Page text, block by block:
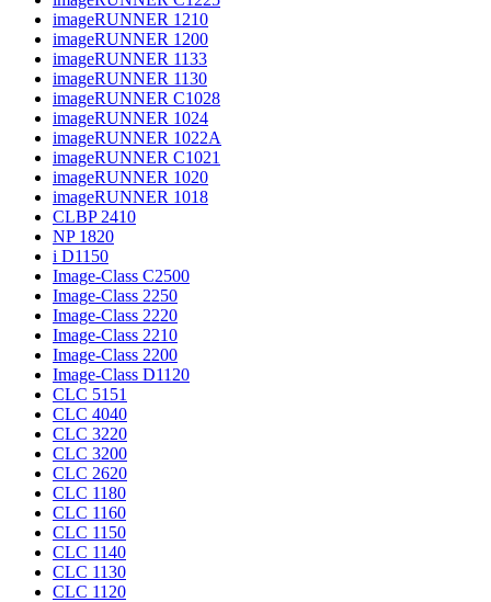
imageRUNNER 1210
imageRUNNER 1200
imageRUNNER 1133
imageRUNNER 1130
imageRUNNER C1028
imageRUNNER 1024
imageRUNNER 1022A
imageRUNNER C1021
imageRUNNER 1020
imageRUNNER 1018
CLBP 2410
NP 1820
i D1150
Image-Class C2500
Image-Class 2250
Image-Class 2220
Image-Class 2210
Image-Class 2200
Image-Class D1120
CLC 5151
CLC 4040
CLC 3220
CLC 3200
CLC 2620
CLC 1180
CLC 1160
CLC 1150
CLC 1140
CLC 1130
CLC 1120